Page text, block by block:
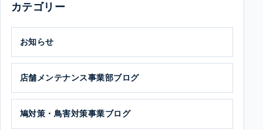
カテゴリー
お知らせ
店舗メンテナンス事業部ブログ
鳩対策・鳥害対策事業ブログ